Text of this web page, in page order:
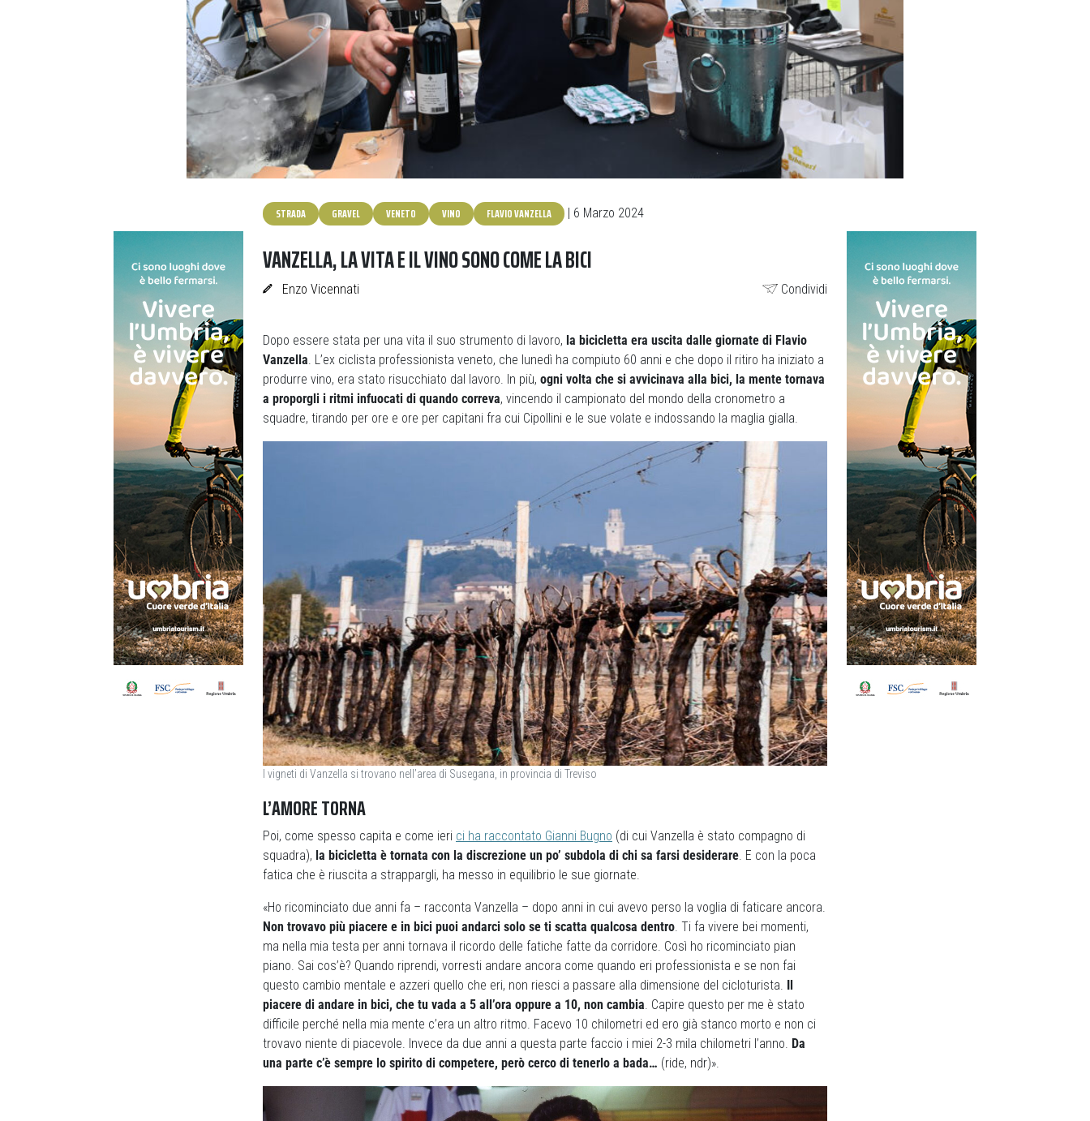
STRADA GRAVEL VENETO VINO FLAVIO VANZELLA | 6 Marzo 2024
VANZELLA, LA VITA E IL VINO SONO COME LA BICI
Enzo Vicennati Condividi
Dopo essere stata per una vita il suo strumento di lavoro, la bicicletta era uscita dalle giornate di Flavio
Vanzella. L’ex ciclista professionista veneto, che lunedì ha compiuto 60 anni e che dopo il ritiro ha iniziato a
produrre vino, era stato risucchiato dal lavoro. In più, ogni volta che si avvicinava alla bici, la mente tornava
a proporgli i ritmi infuocati di quando correva, vincendo il campionato del mondo della cronometro a
squadre, tirando per ore e ore per capitani fra cui Cipollini e le sue volate e indossando la maglia gialla.
I vigneti di Vanzella si trovano nell’area di Susegana, in provincia di Treviso
L’AMORE TORNA
Poi, come spesso capita e come ieri ci ha raccontato Gianni Bugno (di cui Vanzella è stato compagno di
squadra), la bicicletta è tornata con la discrezione un po’ subdola di chi sa farsi desiderare . E con la poca
fatica che è riuscita a strappargli, ha messo in equilibrio le sue giornate.
«Ho ricominciato due anni fa – racconta Vanzella – dopo anni in cui avevo perso la voglia di faticare ancora.
Non trovavo più piacere e in bici puoi andarci solo se ti scatta qualcosa dentro . Ti fa vivere bei momenti,
ma nella mia testa per anni tornava il ricordo delle fatiche fatte da corridore. Così ho ricominciato pian
piano. Sai cos’è? Quando riprendi, vorresti andare ancora come quando eri professionista e se non fai
questo cambio mentale e azzeri quello che eri, non riesci a passare alla dimensione del cicloturista. Il
piacere di andare in bici, che tu vada a 5 all’ora oppure a 10, non cambia . Capire questo per me è stato
difficile perché nella mia mente c’era un altro ritmo. Facevo 10 chilometri ed ero già stanco morto e non ci
trovavo niente di piacevole. Invece da due anni a questa parte faccio i miei 2-3 mila chilometri l’anno. Da
una parte c’è sempre lo spirito di competere, però cerco di tenerlo a bada… (ride, ndr)».